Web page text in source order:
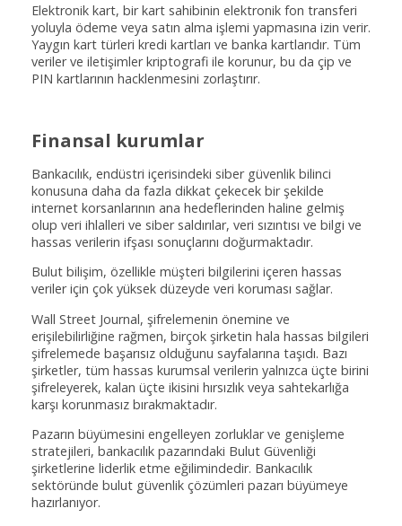
Elektronik kart, bir kart sahibinin elektronik fon transferi
yoluyla ödeme veya satın alma işlemi yapmasına izin verir.
Yaygın kart türleri kredi kartları ve banka kartlarıdır. Tüm
veriler ve iletişimler kriptografi ile korunur, bu da çip ve
PIN kartlarının hacklenmesini zorlaştırır.
Finansal kurumlar
Bankacılık, endüstri içerisindeki siber güvenlik bilinci
konusuna daha da fazla dikkat çekecek bir şekilde
internet korsanlarının ana hedeflerinden haline gelmiş
olup veri ihlalleri ve siber saldırılar, veri sızıntısı ve bilgi ve
hassas verilerin ifşası sonuçlarını doğurmaktadır.
Bulut bilişim, özellikle müşteri bilgilerini içeren hassas
veriler için çok yüksek düzeyde veri koruması sağlar.
Wall Street Journal, şifrelemenin önemine ve
erişilebilirliğine rağmen, birçok şirketin hala hassas bilgileri
şifrelemede başarısız olduğunu sayfalarına taşıdı. Bazı
şirketler, tüm hassas kurumsal verilerin yalnızca üçte birini
şifreleyerek, kalan üçte ikisini hırsızlık veya sahtekarlığa
karşı korunmasız bırakmaktadır.
Pazarın büyümesini engelleyen zorluklar ve genişleme
stratejileri, bankacılık pazarındaki Bulut Güvenliği
şirketlerine liderlik etme eğilimindedir. Bankacılık
sektöründe bulut güvenlik çözümleri pazarı büyümeye
hazırlanıyor.